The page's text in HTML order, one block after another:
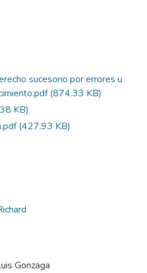
sucesorio por errores u
(874.33 KB)
KB)
(427.93 KB)
Gonzaga